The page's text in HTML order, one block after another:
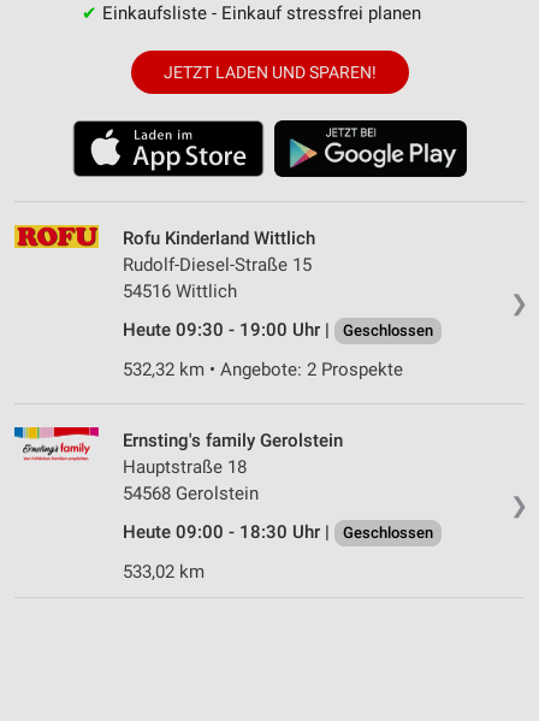
✔ Einkaufsliste - Einkauf stressfrei planen
JETZT LADEN UND SPAREN!
❯
Rofu Kinderland Wittlich
Rudolf-Diesel-Straße 15
54516 Wittlich
Heute 09:30 - 19:00 Uhr |
Geschlossen
532,32 km • Angebote: 2 Prospekte
❯
Ernsting's family Gerolstein
Hauptstraße 18
54568 Gerolstein
Heute 09:00 - 18:30 Uhr |
Geschlossen
533,02 km